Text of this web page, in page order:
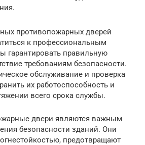
противопожарных дверей
к профессиональным
гарантировать правильную
требованиям безопасности.
обслуживание и проверка
их работоспособность и
всего срока службы.
двери являются важным
безопасности зданий. Они
предотвращают